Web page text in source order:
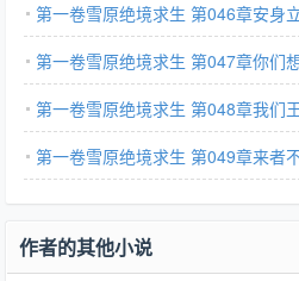
第一卷雪原绝境求生 第046章安身
第一卷雪原绝境求生 第047章你们
第一卷雪原绝境求生 第048章我们
第一卷雪原绝境求生 第049章来者
作者的其他小说